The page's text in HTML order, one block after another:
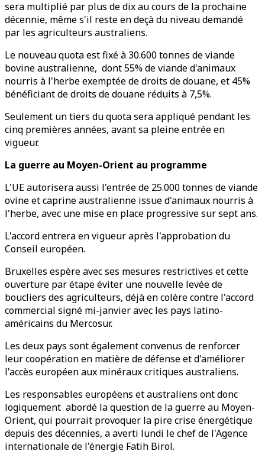
sera multiplié par plus de dix au cours de la prochaine
décennie, même s'il reste en deçà du niveau demandé
par les agriculteurs australiens.
Le nouveau quota est fixé à 30.600 tonnes de viande
bovine australienne, dont 55% de viande d'animaux
nourris à l'herbe exemptée de droits de douane, et 45%
bénéficiant de droits de douane réduits à 7,5%.
Seulement un tiers du quota sera appliqué pendant les
cinq premières années, avant sa pleine entrée en
vigueur.
La guerre au Moyen-Orient au programme
L'UE autorisera aussi l'entrée de 25.000 tonnes de viande
ovine et caprine australienne issue d'animaux nourris à
l'herbe, avec une mise en place progressive sur sept ans.
L'accord entrera en vigueur après l'approbation du
Conseil européen.
Bruxelles espère avec ses mesures restrictives et cette
ouverture par étape éviter une nouvelle levée de
boucliers des agriculteurs, déjà en colère contre l'accord
commercial signé mi-janvier avec les pays latino-
américains du Mercosur.
Les deux pays sont également convenus de renforcer
leur coopération en matière de défense et d'améliorer
l'accès européen aux minéraux critiques australiens.
Les responsables européens et australiens ont donc
logiquement abordé la question de la guerre au Moyen-
Orient, qui pourrait provoquer la pire crise énergétique
depuis des décennies, a averti lundi le chef de l'Agence
internationale de l'énergie Fatih Birol.